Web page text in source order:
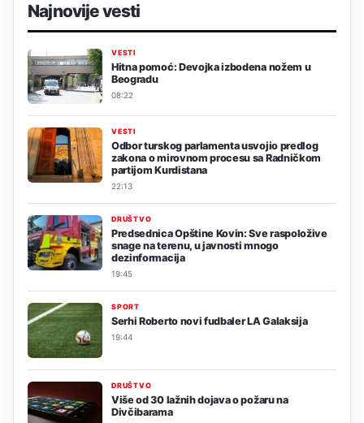
Najnovije vesti
VESTI
Hitna pomoć: Devojka izbodena nožem u
Beogradu
08:22
VESTI
Odbor turskog parlamenta usvojio predlog
zakona o mirovnom procesu sa Radničkom
partijom Kurdistana
22:13
DRUŠTVO
Predsednica Opštine Kovin: Sve raspoložive
snage na terenu, u javnosti mnogo
dezinformacija
19:45
SPORT
Serhi Roberto novi fudbaler LA Galaksija
19:44
DRUŠTVO
Više od 30 lažnih dojava o požaru na
Divčibarama